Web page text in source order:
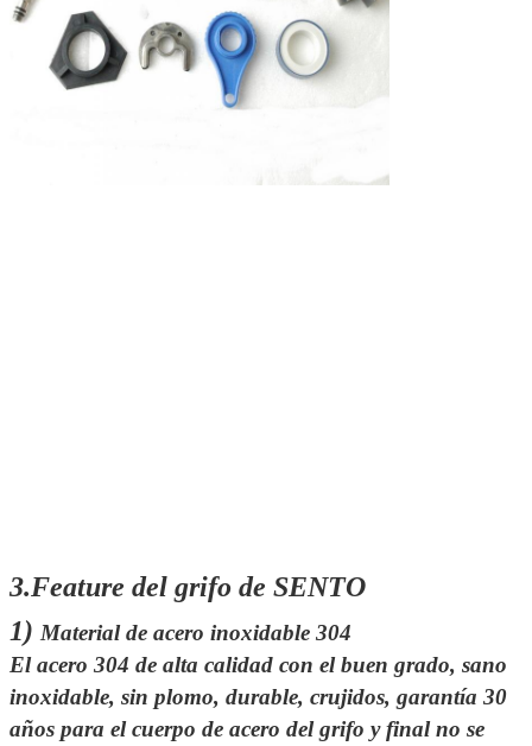
3.Feature del grifo de SENTO
1) Material de acero inoxidable 304
El acero 304 de alta calidad con el buen grado, sano
inoxidable, sin plomo, durable, crujidos, garantía 30
años para el cuerpo de acero del grifo y final no se